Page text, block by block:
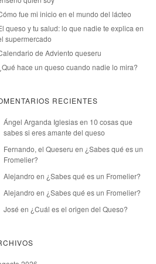
fue mi inicio en el mundo del lácteo
queso y tu salud: lo que nadie te explica en
supermercado
de Adviento queseru
hace un queso cuando nadie lo mira?
RECIENTES
Ángel Arganda Iglesiasen 10 cosas que
sabes si eres amante del queso
Fernando, el Queseru en ¿Sabes qué es un
Fromelier?
Alejandro en ¿Sabes qué es un Fromelier?
Alejandro en ¿Sabes qué es un Fromelier?
José en ¿Cuál es el origen del Queso?